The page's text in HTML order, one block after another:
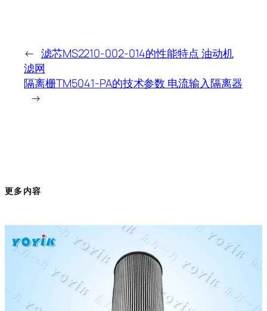
← 滤芯MS2210-002-014的性能特点 油动机
滤网
隔离栅TM5041-PA的技术参数 电流输入隔离器
→
更多内容